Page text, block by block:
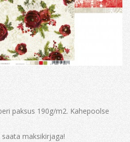
paksus 190g/m2. Kahepoolse
maksikirjaga!